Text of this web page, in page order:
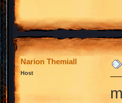
Narion Themiall
Host